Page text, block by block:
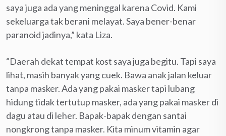
saya juga ada yang meninggal karena Covid. Kami
sekeluarga tak berani melayat. Saya bener-benar
paranoid jadinya,” kata Liza.
“Daerah dekat tempat kost saya juga begitu. Tapi saya
lihat, masih banyak yang cuek. Bawa anak jalan keluar
tanpa masker. Ada yang pakai masker tapi lubang
hidung tidak tertutup masker, ada yang pakai masker di
dagu atau di leher. Bapak-bapak dengan santai
nongkrong tanpa masker. Kita minum vitamin agar